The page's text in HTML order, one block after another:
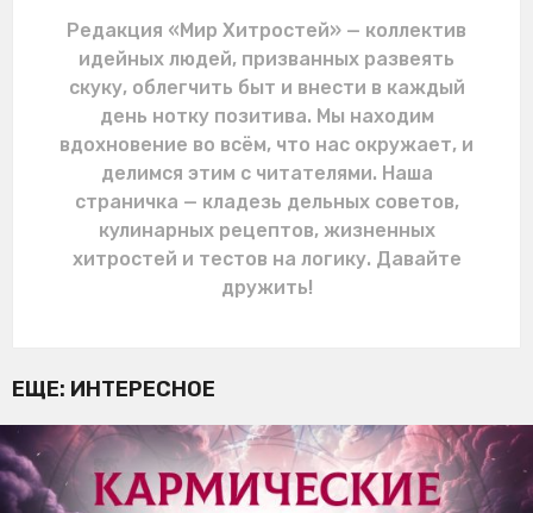
Редакция «Мир Хитростей» — коллектив
идейных людей, призванных развеять
скуку, облегчить быт и внести в каждый
день нотку позитива. Мы находим
вдохновение во всём, что нас окружает, и
делимся этим с читателями. Наша
страничка — кладезь дельных советов,
кулинарных рецептов, жизненных
хитростей и тестов на логику. Давайте
дружить!
ЕЩЕ: ИНТЕРЕСНОЕ